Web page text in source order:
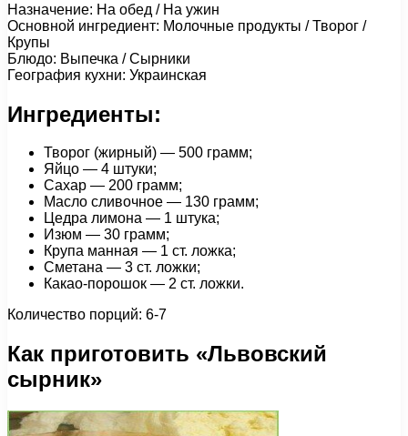
Назначение: На обед / На ужин
Основной ингредиент: Молочные продукты / Творог /
Крупы
Блюдо: Выпечка / Сырники
География кухни: Украинская
Ингредиенты:
Творог (жирный) — 500 грамм;
Яйцо — 4 штуки;
Сахар — 200 грамм;
Масло сливочное — 130 грамм;
Цедра лимона — 1 штука;
Изюм — 30 грамм;
Крупа манная — 1 ст. ложка;
Сметана — 3 ст. ложки;
Какао-порошок — 2 ст. ложки.
Количество порций: 6-7
Как приготовить «Львовский
сырник»